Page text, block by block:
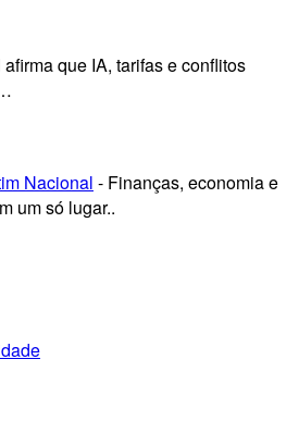
que IA, tarifas e conflitos
Nacional - Finanças, economia e
um só lugar..